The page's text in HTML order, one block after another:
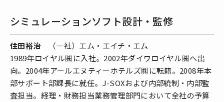
シミュレーションソフト設計・監修
住田裕治 （一社）エム・エイチ・エム
1989年ロイヤル㈱に入社。2002年ダイワロイヤル㈱へ出
向。2004年アールエヌティーホテルズ㈱に転籍。2008年本
部サポート部課長に就任。J-SOXおよび内部統制・内部監
査担当。経理・財務担当業務管理部門において全社の予算